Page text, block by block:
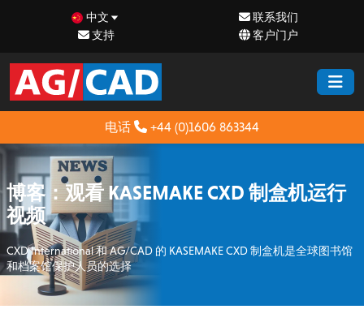
中文
联系我们
支持
客户门户
电话 +44 (0)1606 863344
博客：观看 KASEMAKE CXD 制盒机运行
视频
CXD International 和 AG/CAD 的 KASEMAKE CXD 制盒机是全球图书馆
和档案馆保护人员的选择